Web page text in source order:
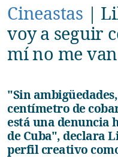
Cineastas |
voy a seguir
mí no me
"Sin ambigüedades, no me permito un
centímetro de
está una denuncia
de Cuba", declara
perfil creativo